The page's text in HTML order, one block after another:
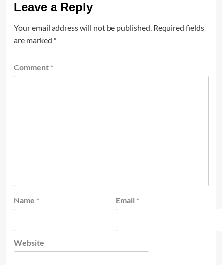
Leave a Reply
Your email address will not be published. Required fields
are marked *
Comment *
Name * Email *
Website